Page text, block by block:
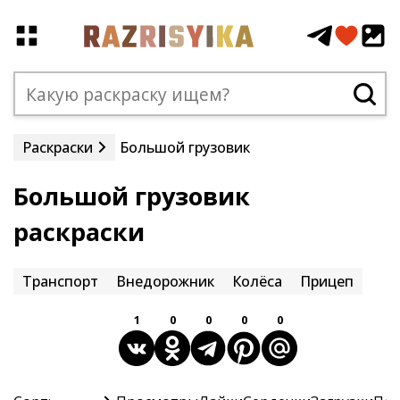
Раскраски Большой грузовик
Большой грузовик
раскраски
Транспорт Внедорожник Колёса Прицеп
1 0 0 0 0